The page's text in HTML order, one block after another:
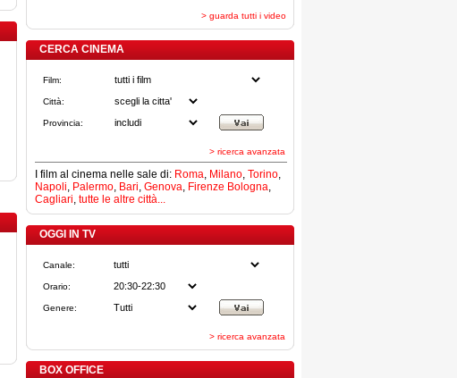
> guarda tutti i video
CERCA CINEMA
Film:
Città:
Provincia:
> ricerca avanzata
I film al cinema nelle sale di: Roma, Milano, Torino,
Napoli, Palermo, Bari, Genova, Firenze Bologna,
Cagliari, tutte le altre città...
OGGI IN TV
Canale:
Orario:
Genere:
> ricerca avanzata
BOX OFFICE